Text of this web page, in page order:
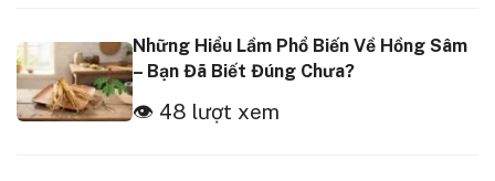
Những Hiểu Lầm Phổ Biến Về Hồng Sâm
– Bạn Đã Biết Đúng Chưa?
👁 48 lượt xem